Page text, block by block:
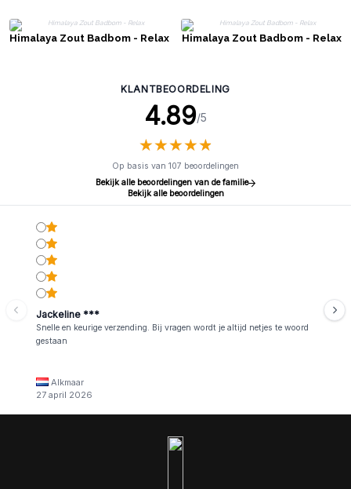
Himalaya Zout Badbom - Relax Himalaya Zout Badbom - Relax
KLANTBEOORDELING
4.89/5
★★★★★
★★★★★
Op basis van 107 beoordelingen
Bekijk alle beoordelingen van de familie
Bekijk alle beoordelingen
Jackeline ***
Snelle en keurige verzending. Bij vragen wordt je altijd netjes te woord
gestaan
Alkmaar
27 april 2026